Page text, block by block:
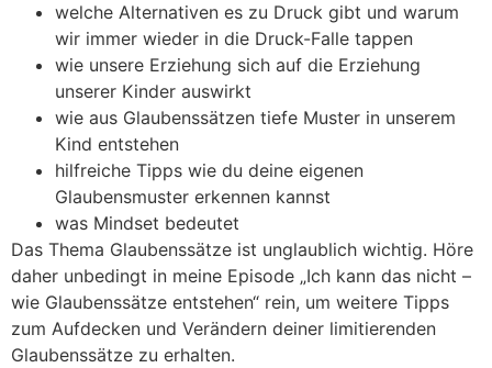
welche Alternativen es zu Druck gibt und warum
wir immer wieder in die Druck-Falle tappen
wie unsere Erziehung sich auf die Erziehung
unserer Kinder auswirkt
wie aus Glaubenssätzen tiefe Muster in unserem
Kind entstehen
hilfreiche Tipps wie du deine eigenen
Glaubensmuster erkennen kannst
was Mindset bedeutet
Das Thema Glaubenssätze ist unglaublich wichtig. Höre
daher unbedingt in meine Episode „Ich kann das nicht –
wie Glaubenssätze entstehen“ rein, um weitere Tipps
zum Aufdecken und Verändern deiner limitierenden
Glaubenssätze zu erhalten.